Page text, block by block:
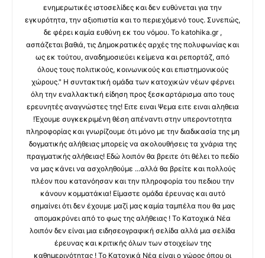
ενημερωτικές ιστοσελίδες και δεν ευθύνεται για την
εγκυρότητα, την αξιοπιστία και το περιεχόμενό τους. Συνεπώς,
δε φέρει καμία ευθύνη εκ του νόμου. Το katohika.gr ,
ασπάζεται βαθιά, τις Δημοκρατικές αρχές της πολυφωνίας και
ως εκ τούτου, αναδημοσιεύει κείμενα και ρεπορτάζ, από
όλους τους πολιτικούς, κοινωνικούς και επιστημονικούς
χώρους." Η συντακτική ομάδα των κατοχικών νέων φέρνει
όλη την εναλλακτική είδηση προς ξεσκαρτάρισμα απο τους
ερευνητές αναγνώστες της! Ειτε ειναι Ψεμα ειτε ειναι αληθεια
!Έχουμε συγκεκριμένη θέση απέναντι στην υπεροντοτητα
πληροφορίας και γνωρίζουμε ότι μόνο με την διαδικασία της μη
δογματικής αλήθειας μπορείς να ακολουθήσεις τα χνάρια της
πραγματικής αλήθειας! Εδώ λοιπόν θα βρειτε ότι θέλει το πεδίο
να μας κάνει να ασχοληθούμε ...αλλά θα βρείτε και πολλούς
πλέον που κατανόησαν και την πληροφορία του πεδιου την
κάνουν κομματάκια! Είμαστε ομάδα έρευνας και αυτό
σημαίνει ότι δεν έχουμε μαζί μας καμία ταμπέλα που θα μας
απομακρύνει από το φως της αλήθειας ! Το Κατοχικά Νέα
λοιπόν δεν είναι μια ειδησεογραφική σελίδα αλλά μια σελίδα
έρευνας και κριτικής όλων των στοιχείων της
καθημερινότητας ! Το Κατοχικά Νέα είναι ο χώρος όπου οι